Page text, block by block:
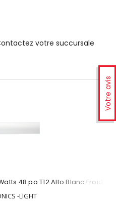
Votre avis
votre succursale
48 po T12 Alto Blanc Froid
-LIGHT